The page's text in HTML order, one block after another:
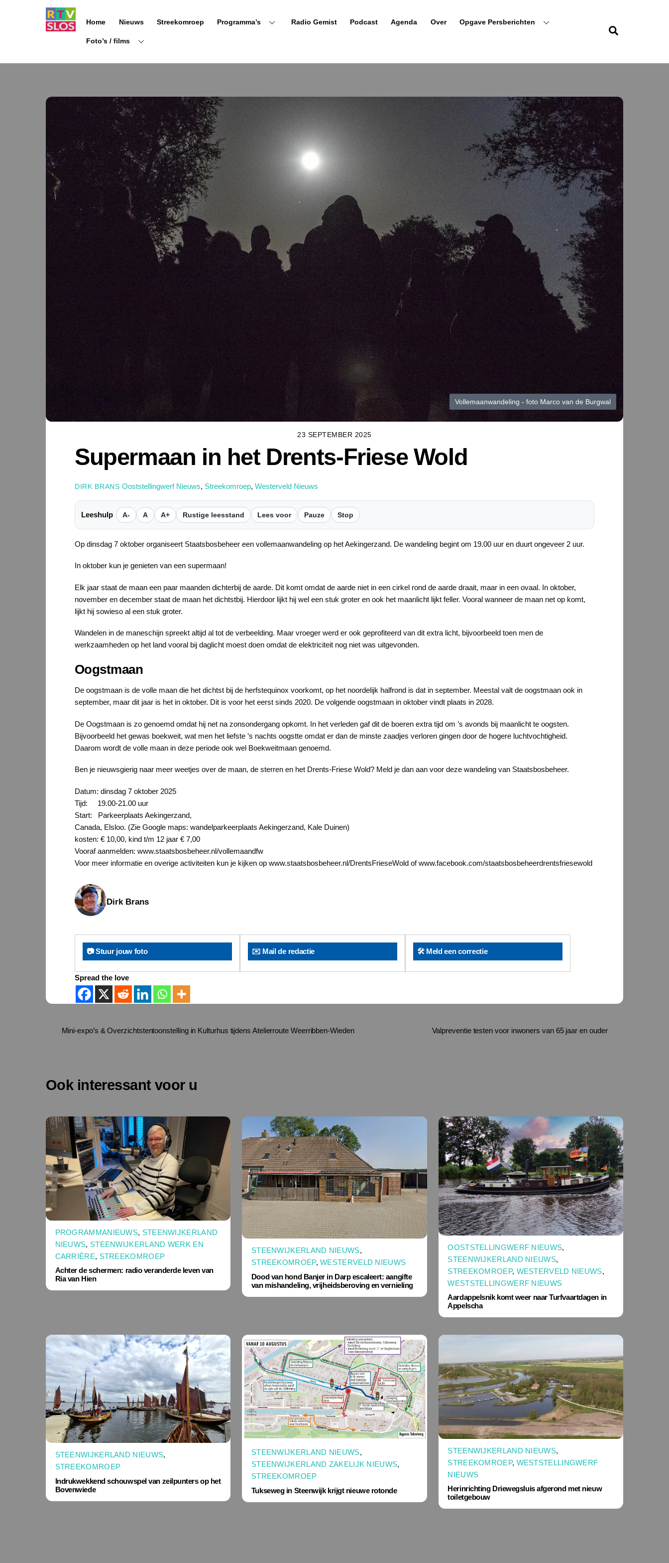
Home Nieuws Streekomroep Programma’s Radio Gemist Podcast Agenda Over Opgave Persberichten
Foto’s / films
Vollemaanwandeling - foto Marco van de Burgwal
23 SEPTEMBER 2025
Supermaan in het Drents-Friese Wold
DIRK BRANS Ooststellingwerf Nieuws, Streekomroep, Westerveld Nieuws
Leeshulp A- A A+ Rustige leesstand Lees voor Pauze Stop
Op dinsdag 7 oktober organiseert Staatsbosbeheer een vollemaanwandeling op het Aekingerzand. De wandeling begint om 19.00 uur en duurt ongeveer 2 uur.
In oktober kun je genieten van een supermaan!
Elk jaar staat de maan een paar maanden dichterbij de aarde. Dit komt omdat de aarde niet in een cirkel rond de aarde draait, maar in een ovaal. In oktober,
november en december staat de maan het dichtstbij. Hierdoor lijkt hij wel een stuk groter en ook het maanlicht lijkt feller. Vooral wanneer de maan net op komt,
lijkt hij sowieso al een stuk groter.
Wandelen in de maneschijn spreekt altijd al tot de verbeelding. Maar vroeger werd er ook geprofiteerd van dit extra licht, bijvoorbeeld toen men de
werkzaamheden op het land vooral bij daglicht moest doen omdat de elektriciteit nog niet was uitgevonden.
Oogstmaan
De oogstmaan is de volle maan die het dichtst bij de herfstequinox voorkomt, op het noordelijk halfrond is dat in september. Meestal valt de oogstmaan ook in
september, maar dit jaar is het in oktober. Dit is voor het eerst sinds 2020. De volgende oogstmaan in oktober vindt plaats in 2028.
De Oogstmaan is zo genoemd omdat hij net na zonsondergang opkomt. In het verleden gaf dit de boeren extra tijd om ’s avonds bij maanlicht te oogsten.
Bijvoorbeeld het gewas boekweit, wat men het liefste ’s nachts oogstte omdat er dan de minste zaadjes verloren gingen door de hogere luchtvochtigheid.
Daarom wordt de volle maan in deze periode ook wel Boekweitmaan genoemd.
Ben je nieuwsgierig naar meer weetjes over de maan, de sterren en het Drents-Friese Wold? Meld je dan aan voor deze wandeling van Staatsbosbeheer.
Datum: dinsdag 7 oktober 2025
Tijd: 19.00-21.00 uur
Start: Parkeerplaats Aekingerzand,
Canada, Elsloo. (Zie Google maps: wandelparkeerplaats Aekingerzand, Kale Duinen)
kosten: € 10,00, kind t/m 12 jaar € 7,00
Vooraf aanmelden: www.staatsbosbeheer.nl/vollemaandfw
Voor meer informatie en overige activiteiten kun je kijken op www.staatsbosbeheer.nl/DrentsFrieseWold of www.facebook.com/staatsbosbeheerdrentsfriesewold
Dirk Brans
📷 Stuur jouw foto ✉️ Mail de redactie 🛠️ Meld een correctie
Spread the love
Mini-expo’s & Overzichtstentoonstelling in Kulturhus tijdens Atelierroute Weerribben-Wieden Valpreventie testen voor inwoners van 65 jaar en ouder
Ook interessant voor u
PROGRAMMANIEUWS, STEENWIJKERLAND
NIEUWS, STEENWIJKERLAND WERK EN
CARRIÈRE, STREEKOMROEP
Achter de schermen: radio veranderde leven van
Ria van Hien
STEENWIJKERLAND NIEUWS,
STREEKOMROEP,WESTERVELD NIEUWS
Dood van hond Banjer in Darp escaleert: aangifte
van mishandeling, vrijheidsberoving en vernieling
OOSTSTELLINGWERF NIEUWS,
STEENWIJKERLAND NIEUWS,
STREEKOMROEP, WESTERVELD NIEUWS,
WESTSTELLINGWERF NIEUWS
Aardappelsnik komt weer naar Turfvaartdagen in
Appelscha
STEENWIJKERLAND NIEUWS,
STREEKOMROEP
Indrukwekkend schouwspel van zeilpunters op het
Bovenwiede
STEENWIJKERLAND NIEUWS,
STEENWIJKERLAND ZAKELIJK NIEUWS,
STREEKOMROEP
Tukseweg in Steenwijk krijgt nieuwe rotonde
STEENWIJKERLAND NIEUWS,
STREEKOMROEP, WESTSTELLINGWERF
NIEUWS
Herinrichting Driewegsluis afgerond met nieuw
toiletgebouw